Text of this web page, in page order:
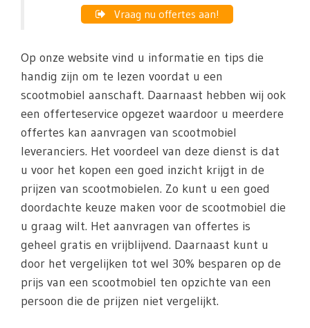
Vraag nu offertes aan!
Op onze website vind u informatie en tips die
handig zijn om te lezen voordat u een
scootmobiel aanschaft. Daarnaast hebben wij ook
een offerteservice opgezet waardoor u meerdere
offertes kan aanvragen van scootmobiel
leveranciers. Het voordeel van deze dienst is dat
u voor het kopen een goed inzicht krijgt in de
prijzen van scootmobielen. Zo kunt u een goed
doordachte keuze maken voor de scootmobiel die
u graag wilt. Het aanvragen van offertes is
geheel gratis en vrijblijvend. Daarnaast kunt u
door het vergelijken tot wel 30% besparen op de
prijs van een scootmobiel ten opzichte van een
persoon die de prijzen niet vergelijkt.